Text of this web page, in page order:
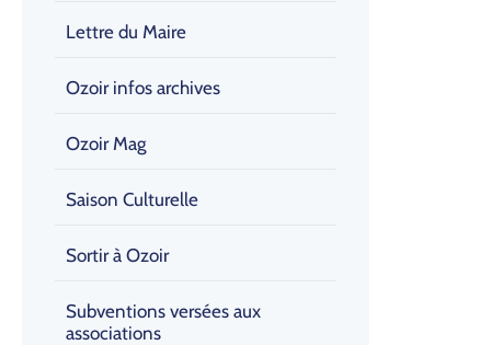
Lettre du Maire
Ozoir infos archives
Ozoir Mag
Saison Culturelle
Sortir à Ozoir
Subventions versées aux
associations